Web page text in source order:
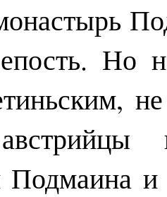
Но
Подмаина и